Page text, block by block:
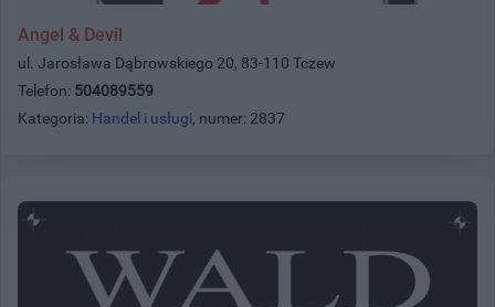
Angel & Devil
ul. Jarosława Dąbrowskiego 20, 83-110 Tczew
Telefon: 504089559
Kategoria: Handel i usługi, numer: 2837